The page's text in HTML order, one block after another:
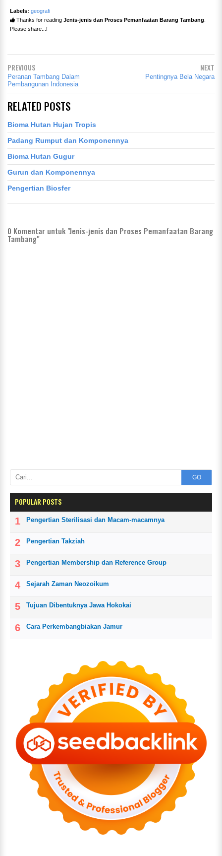
Labels: geografi
Thanks for reading Jenis-jenis dan Proses Pemanfaatan Barang Tambang
Please share...!
PREVIOUS
Peranan Tambang Dalam
Pembangunan Indonesia
NEXT
Pentingnya Bela Negara
RELATED POSTS
Bioma Hutan Hujan Tropis
Padang Rumput dan Komponennya
Bioma Hutan Gugur
Gurun dan Komponennya
Pengertian Biosfer
0 Komentar untuk "Jenis-jenis dan Proses Pemanfaatan Barang
Tambang"
GO
POPULAR POSTS
Pengertian Sterilisasi dan Macam-macamnya
Pengertian Takziah
Pengertian Membership dan Reference Group
Sejarah Zaman Neozoikum
Tujuan Dibentuknya Jawa Hokokai
Cara Perkembangbiakan Jamur